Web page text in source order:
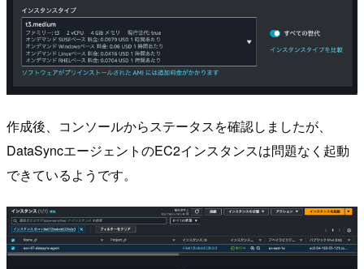
作成後、コンソールからステータスを確認しましたが、
DataSyncエージェントのEC2インスタンスは問題なく起動
できているようです。